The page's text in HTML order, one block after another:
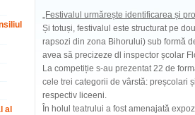
al
„Festivalul urmărește identificarea și
Și totuși, festivalul este structurat pe
rapsozi din zona Bihorului) sub formă
avea să precizeze dl inspector școlar
La competiție s-au prezentat 22 de
cele trei categorii de vârstă: preșcolari
respectiv liceeni.
În holul teatrului a fost amenajată